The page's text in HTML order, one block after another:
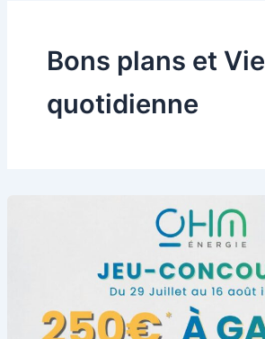
Bons plans et Vie
quotidienne